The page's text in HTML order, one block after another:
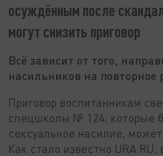
осуждённым после
могут снизить приговор
Всё зависит от того,
насильников на повторное
Приговор воспитанникам
спецшколы № 124, которые
сексуальное насилие,
Как стало известно URA.RU,